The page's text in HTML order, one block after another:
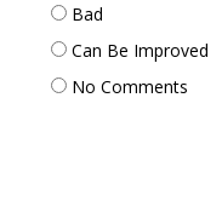
Bad
Can Be Improved
No Comments